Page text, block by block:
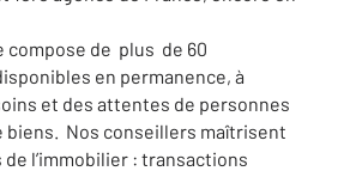
compose de plus de 60
en permanence, à
et des attentes de personnes
biens. Nos conseillers maîtrisent
l’immobilier : transactions